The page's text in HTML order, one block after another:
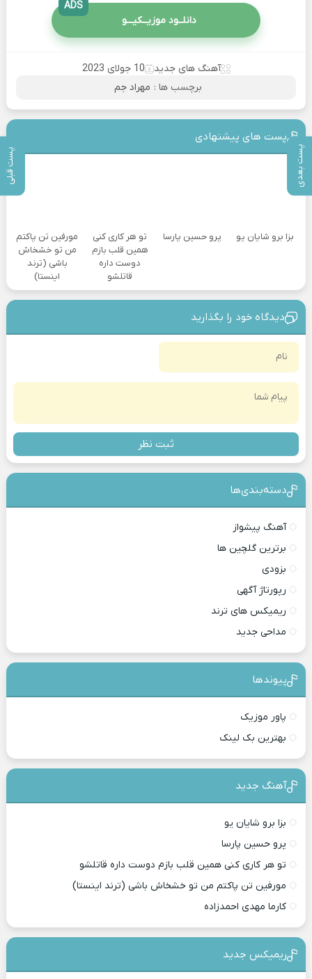
پست بعدی پست قبلی
دانلــود موزیــکیـــو
ADS
آهنگ های جدید
10 جولای 2023
برچسب ها : مهراد جم
پست های پیشنهادی
بزا برو شایان یو پرو حسین پارسا
تو هر کاری کنی
همین قلب بازم
دوست داره
قاتلشو
مورفین تن پاکتم
من تو خشخاش
باشی (ترند
اینستا)
دیدگاه خود را بگذارید
ثبت نظر
دسته‌بندی‎‌‌ها
آهنگ پیشواز
برترین گلچین ها
بزودی
رپورتاژ آگهی
ریمیکس های ترند
مداحی جدید
پیوندها
پاور موزیک
بهترین بک لینک
آهنگ جدید
بزا برو شایان یو
پرو حسین پارسا
تو هر کاری کنی همین قلب بازم دوست داره قاتلشو
مورفین تن پاکتم من تو خشخاش باشی (ترند اینستا)
کارما مهدی احمدزاده
ریمیکس جدید